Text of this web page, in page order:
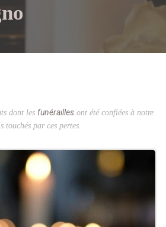
dont les funérailles ont été confiées à notre
touchés par ces pertes.